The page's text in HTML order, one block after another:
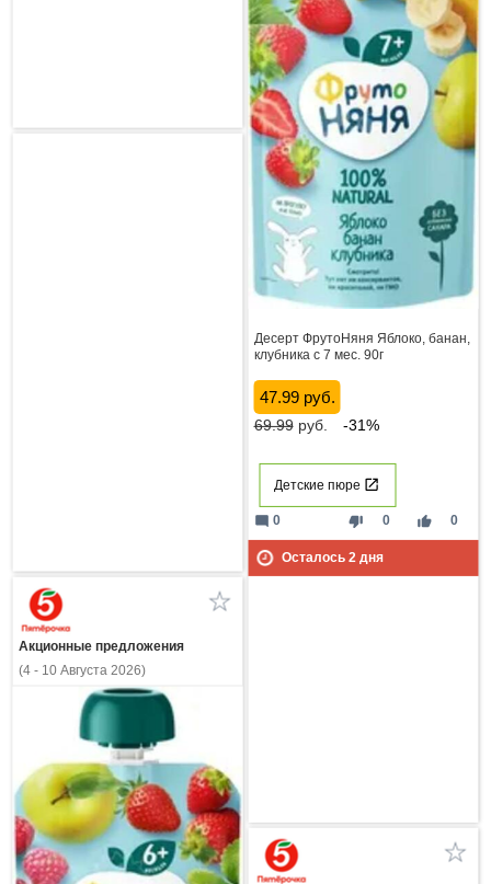
Десерт ФрутоНяня Яблоко, банан,
клубника с 7 мес. 90г
47.99 руб.
69.99руб. -31%
Детские пюре
thumb_down 0 thumb_up 0
mode_comment 0
Осталось 2дня
Акционные предложения
(4 - 10 Августа 2026)